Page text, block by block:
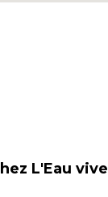
L'Eau vive